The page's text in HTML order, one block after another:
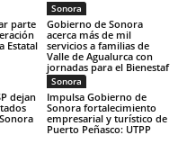
parte
Estatal
Sonora
Gobierno de Sonora
acerca más de mil
servicios a familias de
Valle de Agualurca con
jornadas para el Bienestaf
dejan
Sonora
Impulsa Gobierno de
Sonora fortalecimiento
empresarial y turístico de
Puerto Peñasco: UTPP